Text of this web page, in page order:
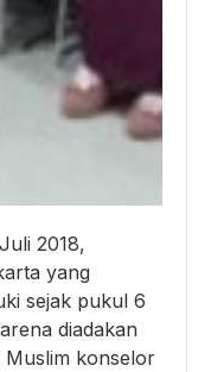
2018,
yang
sejak pukul 6
diadakan
konselor